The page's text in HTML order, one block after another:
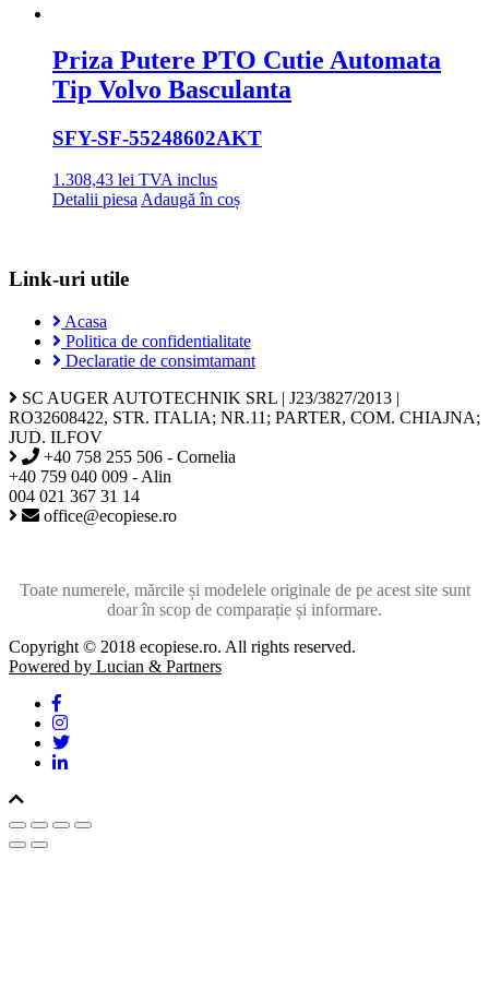
Priza Putere PTO Cutie Automata
Tip Volvo Basculanta
SFY-SF-55248602AKT
1.308,43 lei TVA inclus
Detalii piesaAdaugă în coș
Link-uri utile
Acasa
Politica de confidentialitate
Declaratie de consimtamant
SC AUGER AUTOTECHNIK SRL | J23/3827/2013 |
RO32608422, STR. ITALIA; NR.11; PARTER, COM. CHIAJNA;
JUD. ILFOV
+40 758 255 506 - Cornelia
+40 759 040 009 - Alin
004 021 367 31 14
office@ecopiese.ro
Toate numerele, mărcile și modelele originale de pe acest site sunt
doar în scop de comparație și informare.
Copyright © 2018 ecopiese.ro. All rights reserved.
Powered by Lucian & Partners